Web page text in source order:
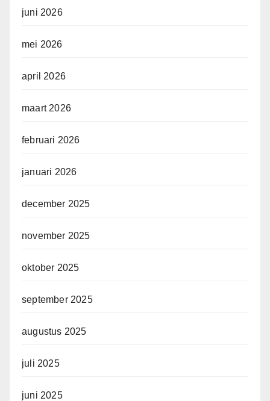
juni 2026
mei 2026
april 2026
maart 2026
februari 2026
januari 2026
december 2025
november 2025
oktober 2025
september 2025
augustus 2025
juli 2025
juni 2025